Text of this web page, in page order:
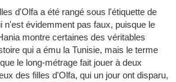
d'Olfa a été rangé sous l'étiquette de
n'est évidemment pas faux, puisque le
montre certaines des véritables
qui a ému la Tunisie, mais le terme
le long-métrage fait jouer à deux
des filles d'Olfa, qui un jour ont disparu,